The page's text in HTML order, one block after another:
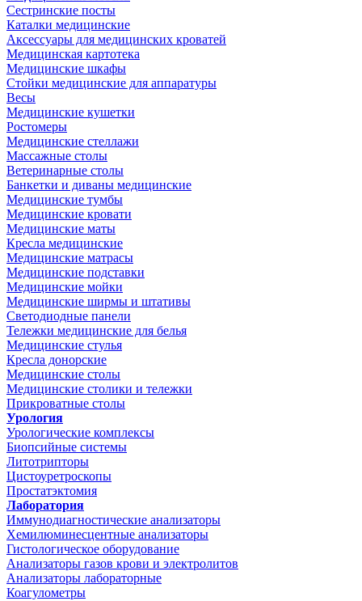
Сестринские посты
Каталки медицинские
Аксессуары для медицинских кроватей
Медицинская картотека
Медицинские шкафы
Стойки медицинские для аппаратуры
Весы
Медицинские кушетки
Ростомеры
Медицинские стеллажи
Массажные столы
Ветеринарные столы
Банкетки и диваны медицинские
Медицинские тумбы
Медицинские кровати
Медицинские маты
Кресла медицинские
Медицинские матрасы
Медицинские подставки
Медицинские мойки
Медицинские ширмы и штативы
Светодиодные панели
Тележки медицинские для белья
Медицинские стулья
Кресла донорские
Медицинские столы
Медицинские столики и тележки
Прикроватные столы
Урология
Урологические комплексы
Биопсийные системы
Литотрипторы
Цистоуретроскопы
Простатэктомия
Лаборатория
Иммунодиагностические анализаторы
Хемилюминесцентные анализаторы
Гистологическое оборудование
Анализаторы газов крови и электролитов
Анализаторы лабораторные
Коагулометры